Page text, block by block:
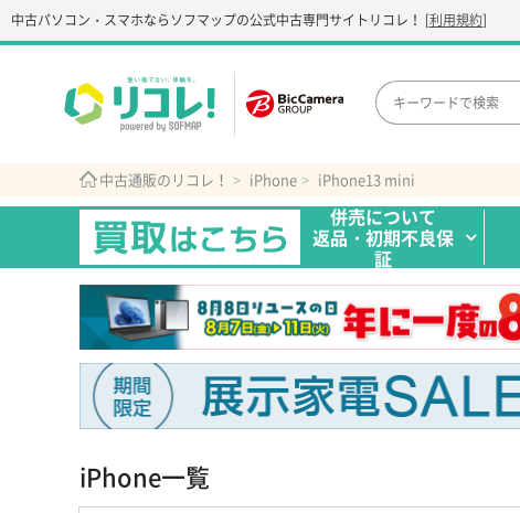
中古パソコン・スマホならソフマップの公式中古専門サイト リコレ！ [利用規約]
中古通販のリコレ！ iPhone iPhone13 mini
併売について
返品・初期不良保
証
iPhone一覧